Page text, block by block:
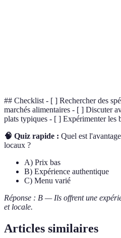
## Checklist - [ ] Rechercher des
marchés alimentaires - [ ] Discuter
plats typiques - [ ] Expérimenter les
🧠 Quiz rapide : Quel est
locaux ?
A) Prix bas
B) Expérience authentique
C) Menu varié
Réponse : B — Ils offrent une
et locale.
Articles similaires